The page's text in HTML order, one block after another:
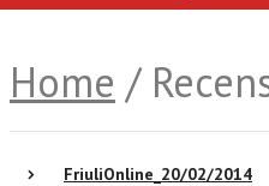
Home /
FriuliOnline_20/02/2014